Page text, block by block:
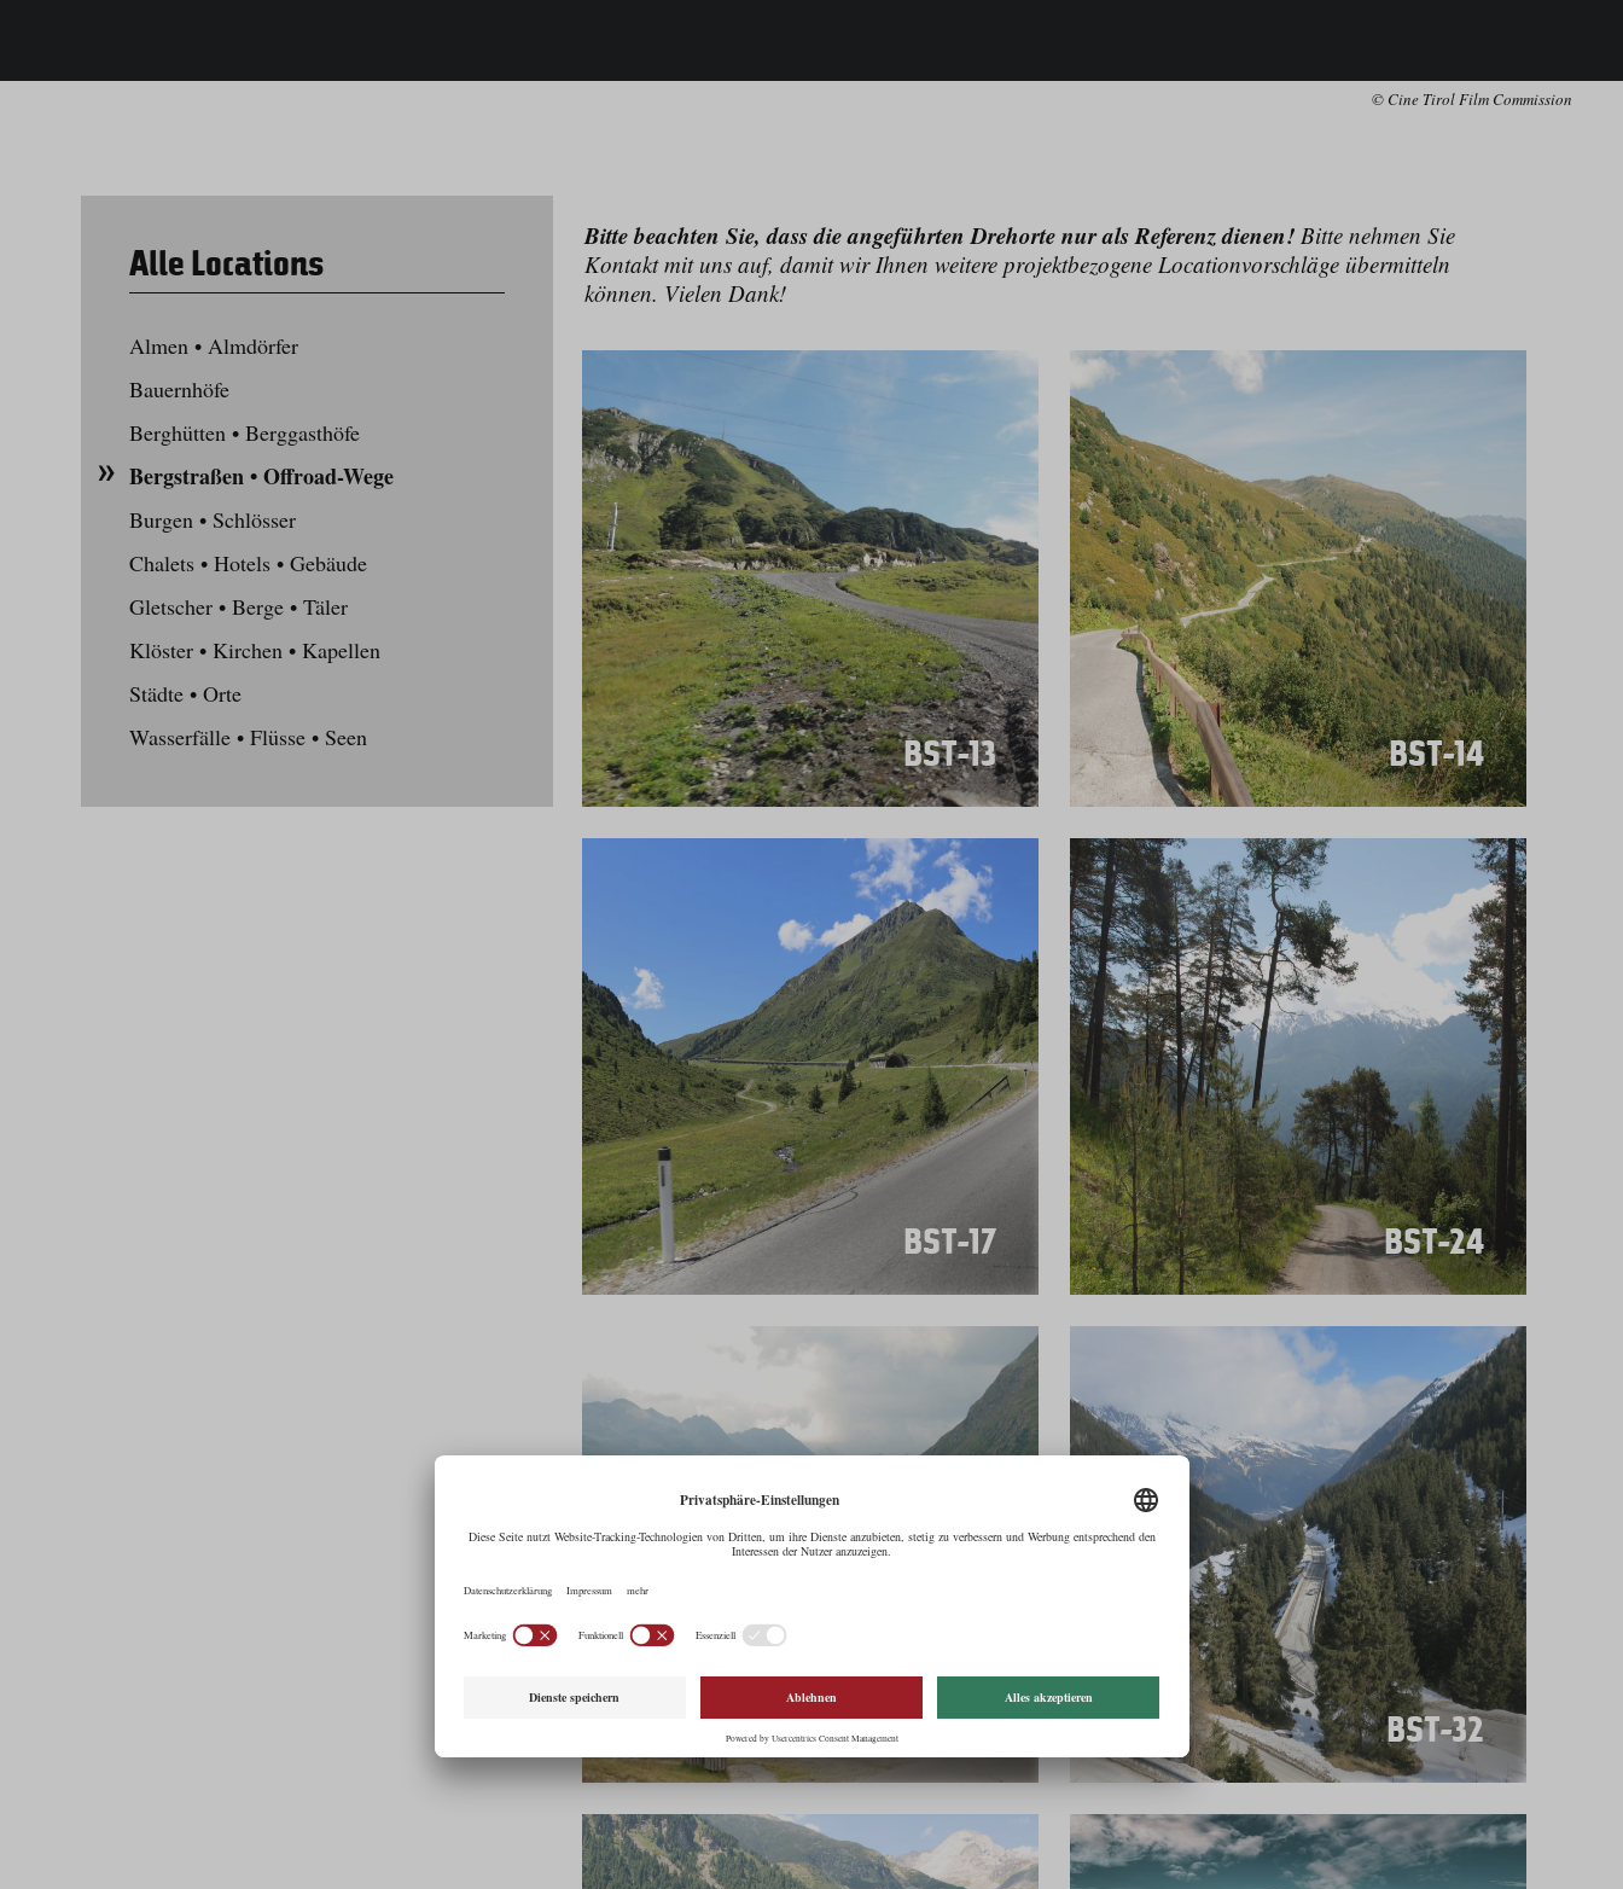
© Cine Tirol Film Commission
Alle Locations
Almen • Almdörfer
Bauernhöfe
Berghütten • Berggasthöfe
Bergstraßen • Offroad-Wege
Burgen • Schlösser
Chalets • Hotels • Gebäude
Gletscher • Berge • Täler
Klöster • Kirchen • Kapellen
Städte • Orte
Wasserfälle • Flüsse • Seen
Bitte beachten Sie, dass die angeführten Drehorte nur als Referenz dienen!Bitte nehmen Sie
Kontakt mit uns auf, damit wir Ihnen weitere projektbezogene Location­vorschläge übermitteln
können. Vielen Dank!
BST-13 BST-14
BST-17 BST-24
BST-27 BST-32